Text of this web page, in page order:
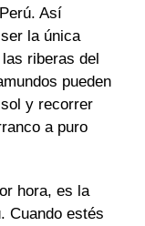
Así
la única
riberas del
pueden
y recorrer
a puro
hora, es la
Cuando estés